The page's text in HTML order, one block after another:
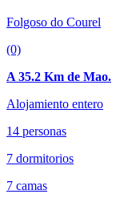
Folgoso do Courel
(0)
A 35.2 Km de Mao.
Alojamiento entero
14 personas
7 dormitorios
7 camas